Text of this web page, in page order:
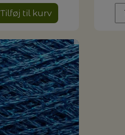
Tilføj til kurv